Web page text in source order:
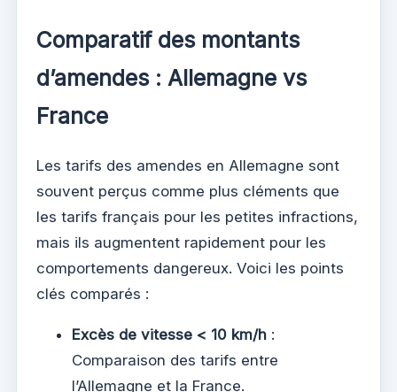
Comparatif des montants
d’amendes : Allemagne vs
France
Les tarifs des amendes en Allemagne sont
souvent perçus comme plus cléments que
les tarifs français pour les petites infractions,
mais ils augmentent rapidement pour les
comportements dangereux. Voici les points
clés comparés :
Excès de vitesse < 10 km/h :
Comparaison des tarifs entre
l’Allemagne et la France.